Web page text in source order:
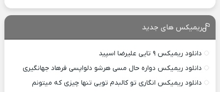
ریمیکس های جدید
دانلود ریمیکس ۹ تایی علیرضا اسپید
دانلود ریمیکس دواره حال مسی هرشو دلواپسی فرهاد جهانگیری
دانلود ریمیکس انگاری تو کالبدم تویی تنها چیزی که میتونم